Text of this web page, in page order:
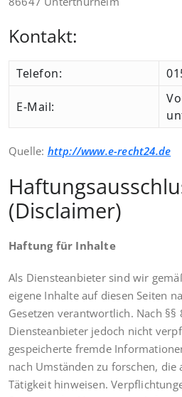
Kontakt:
Telefon:
E-Mail:
Quelle: http://www.e-recht24.de
(Disclaimer)
Haftung für Inhalte
Als Diensteanbieter sind wir
eigene Inhalte auf diesen Seiten
Gesetzen verantwortlich. Nach
Diensteanbieter jedoch nicht
gespeicherte fremde
nach Umständen zu forschen,
Tätigkeit hinweisen.